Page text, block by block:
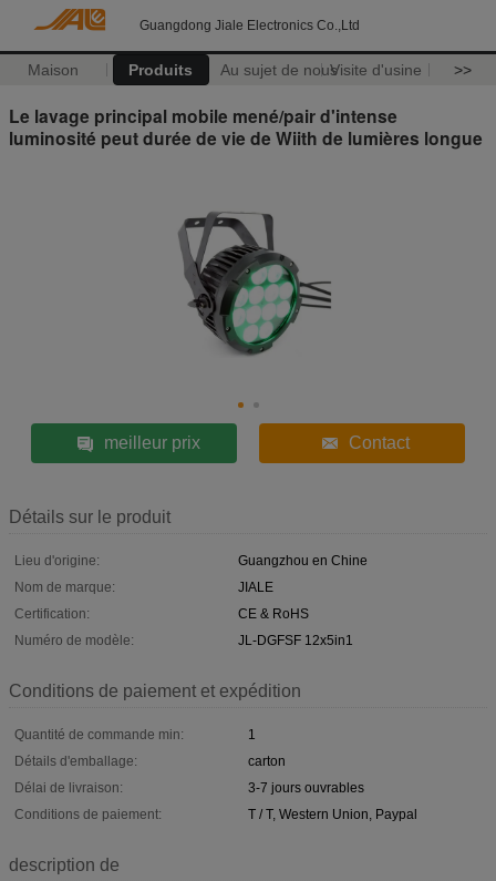
Guangdong Jiale Electronics Co.,Ltd
Maison Produits Au sujet de nousVisite d'usine >>
Le lavage principal mobile mené/pair d'intense
luminosité peut durée de vie de Wiith de lumières longue
meilleur prix Contact
Détails sur le produit
Lieu d'origine:
Guangzhou en Chine
Nom de marque:
JIALE
Certification:
CE & RoHS
Numéro de modèle:
JL-DGFSF 12x5in1
Conditions de paiement et expédition
Quantité de commande min:
1
Détails d'emballage:
carton
Délai de livraison:
3-7 jours ouvrables
Conditions de paiement:
T / T, Western Union, Paypal
description de